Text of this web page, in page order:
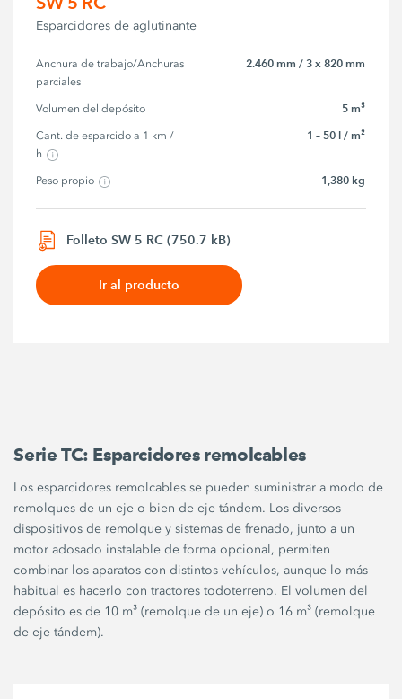
Esparcidores de aglutinante
Anchura de trabajo/Anchuras
parciales
2.460 mm / 3 x 820 mm
Volumen del depósito 5 m³
Cant. de esparcido a 1 km /
h
1 – 50 l / m²
Peso propio 1,380 kg
Folleto SW 5 RC (750.7 kB)
Ir al producto
Serie TC: Esparcidores remolcables
Los esparcidores remolcables se pueden suministrar a modo de
remolques de un eje o bien de eje tándem. Los diversos
dispositivos de remolque y sistemas de frenado, junto a un
motor adosado instalable de forma opcional, permiten
combinar los aparatos con distintos vehículos, aunque lo más
habitual es hacerlo con tractores todoterreno. El volumen del
depósito es de 10 m³ (remolque de un eje) o 16 m³ (remolque
de eje tándem).